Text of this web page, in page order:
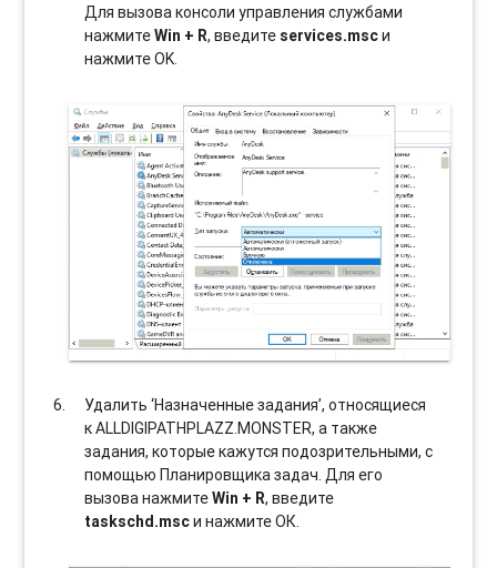
Для вызова консоли управления службами
нажмитеWin + R, введите services.mscи
нажмите OK.
Удалить ‘Назначенные задания’, относящиеся
к ALLDIGIPATHPLAZZ.MONSTER, а также
задания, которые кажутся подозрительными, с
помощью Планировщика задач. Для его
вызова нажмитеWin + R, введите
taskschd.mscи нажмите ОК.